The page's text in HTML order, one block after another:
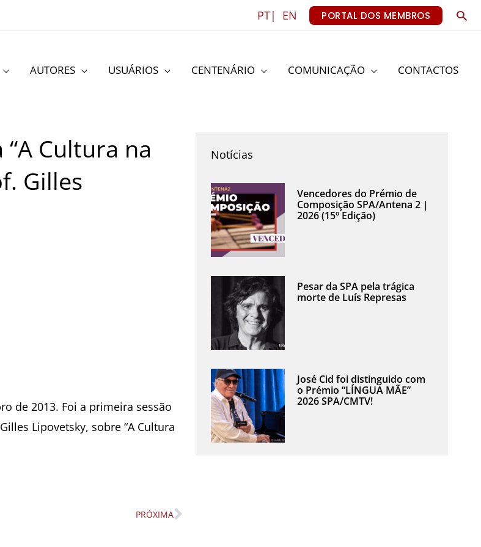
PT| EN PORTAL DOS MEMBROS
AUTORES USUÁRIOS CENTENÁRIO COMUNICAÇÃO CONTACTOS
Cultura na
Gilles
de 2013. Foi a primeira sessão
Lipovetsky, sobre “A Cultura
PRÓXIMANext
Notícias
Vencedores do Prémio de
Composição SPA/Antena 2 |
2026 (15º Edição)
Pesar da SPA pela trágica
morte de Luís Represas
José Cid foi distinguido com
o Prémio “LÍNGUA MÃE”
2026 SPA/CMTV!